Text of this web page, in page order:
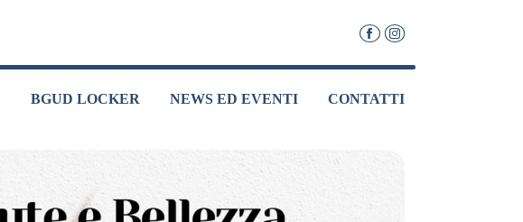
BGUD LOCKER NEWS ED EVENTI CONTATTI